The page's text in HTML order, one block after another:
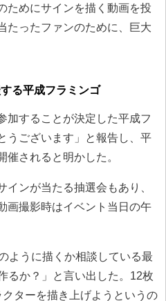
ためにサインを描く動画を投
たったファンのために、巨大
る平成フラミンゴ
加することが決定した平成フ
うございます」と報告し、平
催されると明かした。
ンが当たる抽選会もあり、
画撮影時はイベント当日の午
ように描くか相談している最
るか？」と言い出した。12枚
ターを描き上げようというの